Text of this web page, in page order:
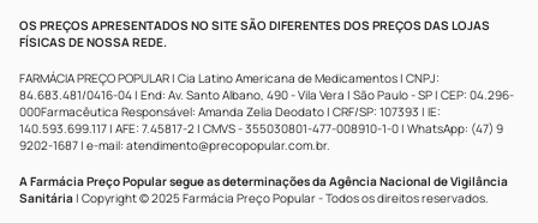
OS PREÇOS APRESENTADOS NO SITE SÃO DIFERENTES DOS PREÇOS DAS LOJAS
FÍSICAS DE NOSSA REDE.
FARMÁCIA PREÇO POPULAR | Cia Latino Americana de Medicamentos | CNPJ:
84.683.481/0416-04 | End: Av. Santo Albano, 490 - Vila Vera | São Paulo - SP | CEP: 04.296-
000Farmacêutica Responsável: Amanda Zelia Deodato | CRF/SP: 107393 | IE:
140.593.699.117 | AFE: 7.45817-2 | CMVS - 355030801-477-008910-1-0 | WhatsApp: (47) 9
9202-1687 | e-mail: atendimento@precopopular.com.br.
A Farmácia Preço Popular segue as determinações da Agência Nacional de Vigilância
Sanitária | Copyright © 2025 Farmácia Preço Popular - Todos os direitos reservados.